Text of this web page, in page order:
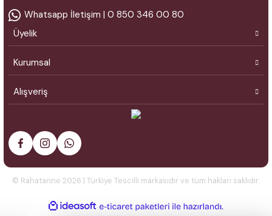
Whatsapp İletişim | 0 850 346 00 80
Üyelik
Kurumsal
Alışveriş
© Rahatanne 2026 | Türkiye Tescilli markasıdır ve tüm hakları saklıdır.
ideasoft
e-